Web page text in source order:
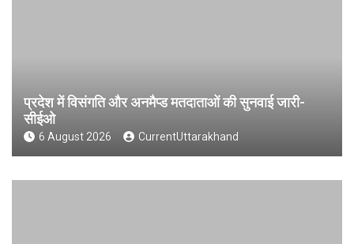
प्रदेश में विसंगति और अनमैप्ड मतदाताओं की सुनवाई जारी-
सीईओ
6 August 2026 CurrentUttarakhand